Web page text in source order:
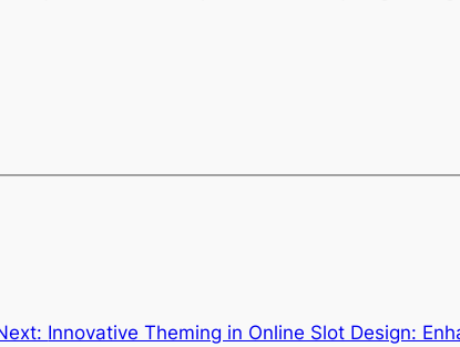
Innovative Theming in Online Slot Design: